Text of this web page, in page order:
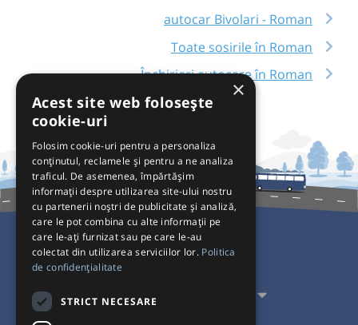
autocar Bivolari - Roman
Toate sosirile în Roman
Închirieri autocare în Roman
Pentru Călători
Pentru Transportatori
×
Acest site web folosește
cookie-uri
Folosim cookie-uri pentru a personaliza
conținutul, reclamele și pentru a ne analiza
traficul. De asemenea, împărtășim
informații despre utilizarea site-ului nostru
cu partenerii noștri de publicitate și analiză,
care le pot combina cu alte informații pe
care le-ați furnizat sau pe care le-au
colectat din utilizarea serviciilor lor. Politica
de confidențialitate
STRICT NECESARE